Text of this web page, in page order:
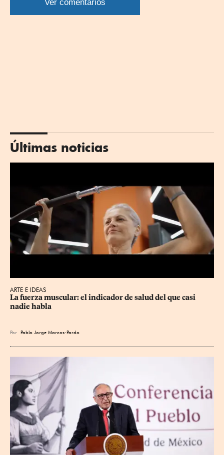
Ver comentarios
Últimas noticias
ARTE E IDEAS
La fuerza muscular: el indicador de salud del que casi
nadie habla
Por Pablo Jorge Marcos-Pardo